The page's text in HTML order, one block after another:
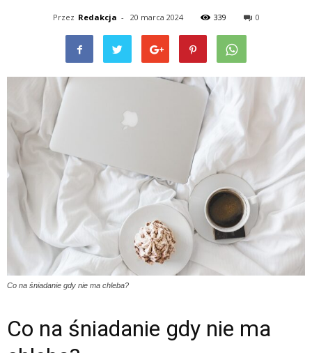
Przez Redakcja - 20 marca 2024 339 0
Co na śniadanie gdy nie ma chleba?
Co na śniadanie gdy nie ma